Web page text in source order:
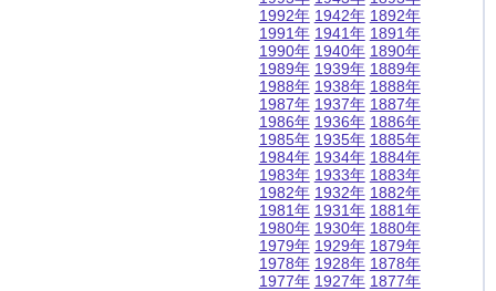
1992年
1991年
1990年
1989年
1988年
1987年
1986年
1985年
1984年
1983年
1982年
1981年
1980年
1979年
1978年
1977年
1942年
1941年
1940年
1939年
1938年
1937年
1936年
1935年
1934年
1933年
1932年
1931年
1930年
1929年
1928年
1927年
1892年
1891年
1890年
1889年
1888年
1887年
1886年
1885年
1884年
1883年
1882年
1881年
1880年
1879年
1878年
1877年